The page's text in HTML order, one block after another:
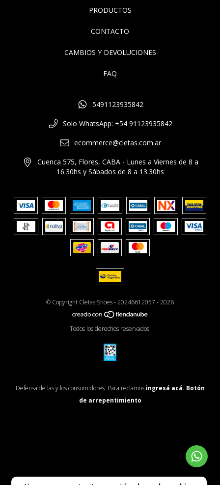
PRODUCTOS
CONTACTO
CAMBIOS Y DEVOLUCIONES
FAQ
5491123935842
Solo WhatsApp: +54 91123935842
ecommerce@cletas.com.ar
Cuenca 575, Flores, CABA - Lunes a Viernes de 8 a
16.30hs y Sábados de 8 a 13.30hs
© Copyright Cletas Shoes - 20246612057 - 2026
Todos los derechos reservados.
Defensa de las y los consumidores. Para reclamos ingresá acá. Botón
de arrepentimiento